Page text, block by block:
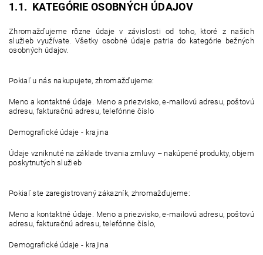
1.1. KATEGÓRIE OSOBNÝCH ÚDAJOV
Zhromažďujeme rôzne údaje v závislosti od toho, ktoré z našich
služieb využívate. Všetky osobné údaje patria do kategórie bežných
osobných údajov.
Pokiaľ u nás nakupujete, zhromažďujeme:
Meno a kontaktné údaje. Meno a priezvisko, e-mailovú adresu, poštovú
adresu, fakturačnú adresu, telefónne číslo
Demografické údaje - krajina
Údaje vzniknuté na základe trvania zmluvy – nakúpené produkty, objem
poskytnutých služieb
Pokiaľ ste zaregistrovaný zákazník, zhromažďujeme:
Meno a kontaktné údaje. Meno a priezvisko, e-mailovú adresu, poštovú
adresu, fakturačnú adresu, telefónne číslo,
Demografické údaje - krajina